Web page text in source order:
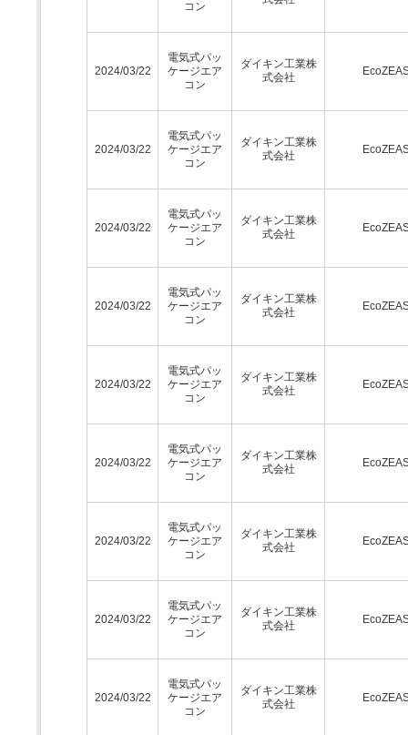
コン
2024/03/22
電気式パッ
ケージエア
コン
ダイキン工業株
式会社
2024/03/22
電気式パッ
ケージエア
コン
ダイキン工業株
式会社
2024/03/22
電気式パッ
ケージエア
コン
ダイキン工業株
式会社
2024/03/22
電気式パッ
ケージエア
コン
ダイキン工業株
式会社
2024/03/22
電気式パッ
ケージエア
コン
ダイキン工業株
式会社
2024/03/22
電気式パッ
ケージエア
コン
ダイキン工業株
式会社
2024/03/22
電気式パッ
ケージエア
コン
ダイキン工業株
式会社
2024/03/22
電気式パッ
ケージエア
コン
ダイキン工業株
式会社
2024/03/22
電気式パッ
ケージエア
コン
ダイキン工業株
式会社